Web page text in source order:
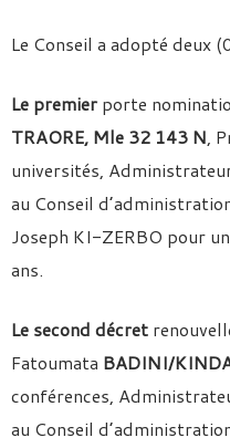
Le Conseil a adopté deux
Le premier porte
TRAORE, Mle 32 143 N,
universités,
au Conseil
Joseph KI-ZERBO pour
ans.
Le second décret
Fatoumata BADINI/
conférences,
au Conseil